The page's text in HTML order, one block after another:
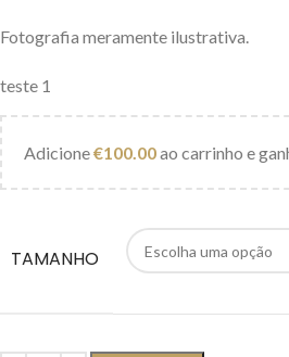
Fotografia meramente ilustrativa.
teste 1
Adicione€100.00ao carrinho e
TAMANHO